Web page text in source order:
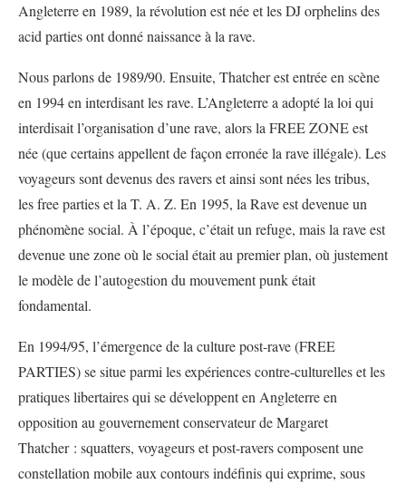
Angleterre en 1989, la révolution est née et les DJ orphelins des
acid parties ont donné naissance à la rave.
Nous parlons de 1989/90. Ensuite, Thatcher est entrée en scène
en 1994 en interdisant les rave. L’Angleterre a adopté la loi qui
interdisait l’organisation d’une rave, alors la FREE ZONE est
née (que certains appellent de façon erronée la rave illégale). Les
voyageurs sont devenus des ravers et ainsi sont nées les tribus,
les free parties et la T. A. Z. En 1995, la Rave est devenue un
phénomène social. À l’époque, c’était un refuge, mais la rave est
devenue une zone où le social était au premier plan, où justement
le modèle de l’autogestion du mouvement punk était
fondamental.
En 1994/95, l’émergence de la culture post-rave (FREE
PARTIES) se situe parmi les expériences contre-culturelles et les
pratiques libertaires qui se développent en Angleterre en
opposition au gouvernement conservateur de Margaret
Thatcher : squatters, voyageurs et post-ravers composent une
constellation mobile aux contours indéfinis qui exprime, sous